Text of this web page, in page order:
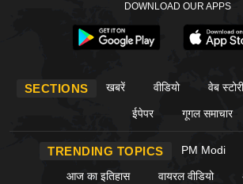
DOWNLOAD OUR APPS
SECTIONS खबरें वीडियो वेब
ईपेपर गूगल समाचार
TRENDING TOPICS PM Modi
आज का इतिहास वायरल वीडियो